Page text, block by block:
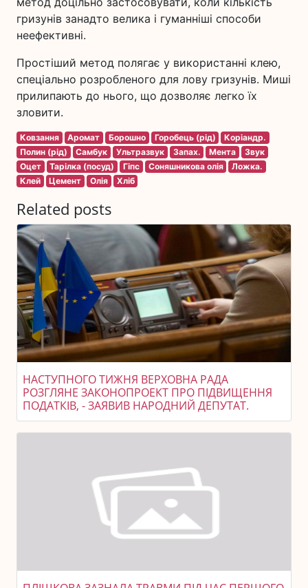
гризунів занадто велика і гуманніші способи
неефективні.
Простіший метод полягає у використанні клею,
спеціально розробленого для лову гризунів. Миші
прилипають до нього, що дозволяє легко їх
зловити.
Ковзання Аромат Борошно Горобець (рід)
Коріандр.
Полин (рід)
Самбук Ультразвук Запах. Мента
Звук
Оцет
Тарілка (посуд) Гіпс Соняшникова олія
Ложка.
Клей
Цемент Олія Хліб
Related posts
НАСТУПНОГО ТИЖНЯ ВЕРХОВНА РАДА
РОЗГЛЯНЕ ЗАКОНОПРОЕКТ ПРО ПІДВИЩЕННЯ
ПОДАТКІВ, - ЗАЯВИВ НАРОДНИЙ ДЕПУТАТ.